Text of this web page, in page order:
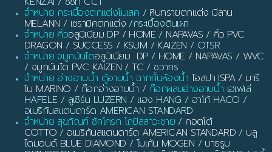
จำหน่าย กระเบื้องตกแต่งโมเสค / หินทรายตกแต่ง มีลาน
MELANN / เซรามิคตกแต่ง /กระเบื้องดินเผา
จำหน่าย คิ้วอลูมิเนียม DP / HOME / NAPAVAS / คิ้ว PVC
DRAGON / SUCCESS / KSUM / KAIZEN / OTSR
จำหน่าย จมูกบันไดอลูมิเนียม DP / HOME / NAPAVAS / WVC
/ จมูกบันได PVC KAIZEN / TC / ชวากร
จำหน่าย อ่างอาบน้ำ ตู้อาบน้ำ ฉากกั้นห้องน้ำ ไอสปา ISPA / มารี
โน MARINO / ก๊อกอ่างอาบน้ำ / ก๊อกผสมอ่างอาบน้ำ เฮเฟเล่
HAFELE / ลูเซิร์น LUZERN / แฮง HANG / ฮาโก้ HACO /
อเมริกันสแตนดาร์ด AMERICAN STANDARD
จำหน่าย สุขภัณฑ์ ชักโครก โถปัสสาวะชาย / คอตโต้
COTTO / อเมริกันสแตนดาร์ด AMERICAN STANDARD / บลู
ไดมอนด์ BLUE DIAMOND / โมเก้น MOGEN / บาธรูม